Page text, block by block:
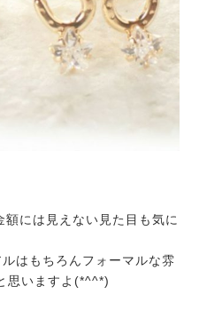
には見えない見た目も気に
はもちろんフォーマルな雰
思いますよ(*^^*)